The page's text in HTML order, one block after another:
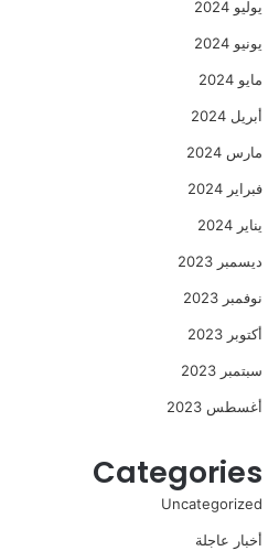
يوليو 2024
يونيو 2024
مايو 2024
أبريل 2024
مارس 2024
فبراير 2024
يناير 2024
ديسمبر 2023
نوفمبر 2023
أكتوبر 2023
سبتمبر 2023
أغسطس 2023
Categories
Uncategorized
أخبار عاجلة